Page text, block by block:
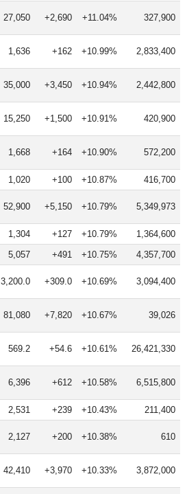
27,050 +2,690 +11.04% 327,900
1,636 +162 +10.99% 2,833,400
35,000 +3,450 +10.94% 2,442,800
15,250 +1,500 +10.91% 420,900
1,668 +164 +10.90% 572,200
1,020 +100 +10.87% 416,700
52,900 +5,150 +10.79% 5,349,973
1,304 +127 +10.79%
1,364,600
5,057 +491 +10.75% 4,357,700
3,200.0 +309.0 +10.69% 3,094,400
81,080 +7,820 +10.67% 39,026
569.2 +54.6 +10.61% 26,421,330
6,396 +612 +10.58% 6,515,800
2,531 +239 +10.43% 211,400
2,127 +200 +10.38% 610
42,410 +3,970 +10.33% 3,872,000